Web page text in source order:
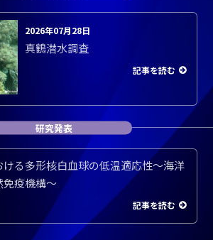
2026年07月28日
真鶴潜水調査
記事を読む
研究発表
る多形核白血球の低温適応性～海洋
免疫機構～
記事を読む